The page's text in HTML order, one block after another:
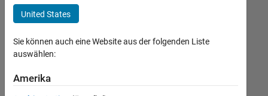
Customer Support
Inside Sales
Sales Operations
Marketing Communications
Marketing Services
Business Model Team
+5
Derzeit
United States
Sie können auch eine Website aus der folgenden Liste
auswählen:
Amerika